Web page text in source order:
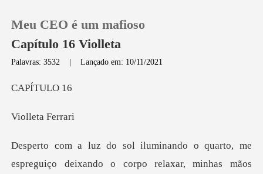
Loja
Meu CEO é um mafioso
Capítulo 16 Violleta
Palavras: 3532 |Lançado em: 10/11/2021
ÍTU
eta Fe